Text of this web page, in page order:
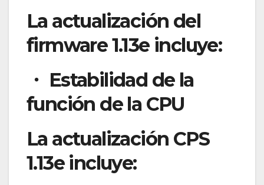
La actualización del
firmware 1.13e incluye:
・ Estabilidad de la
función de la CPU
La actualización CPS
1.13e incluye: